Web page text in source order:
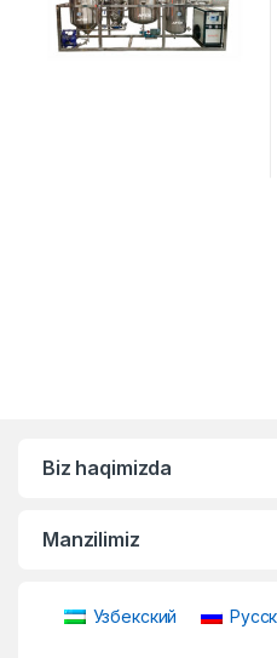
Biz haqimizda
Manzilimiz
Узбекский